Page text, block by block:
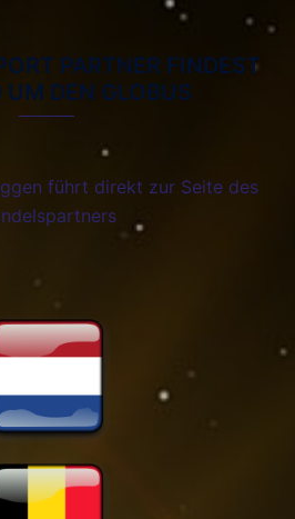
PARTNER FINDEST
UM DEN GLOBUS
führt direkt zur Seite des